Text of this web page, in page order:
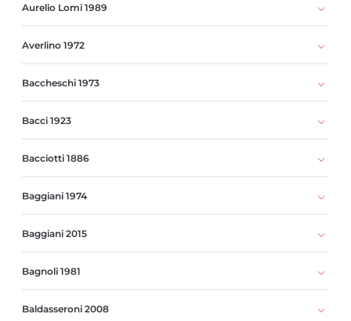
Aurelio Lomi 1989
Averlino 1972
Baccheschi 1973
Bacci 1923
Bacciotti 1886
Baggiani 1974
Baggiani 2015
Bagnoli 1981
Baldasseroni 2008